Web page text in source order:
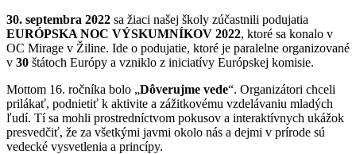
30. septembra 2022 sa žiaci našej školy zúčastnili podujatia
EURÓPSKA NOC VÝSKUMNÍKOV 2022, ktoré sa konalo v
OC Mirage v Žiline. Ide o podujatie, ktoré je paralelne organizované
v 30 štátoch Európy a vzniklo z iniciatívy Európskej komisie.
Mottom 16. ročníka bolo „Dôverujme vede“. Organizátori chceli
prilákať, podnietiť k aktivite a zážitkovému vzdelávaniu mladých
ľudí. Tí sa mohli prostredníctvom pokusov a interaktívnych ukážok
presvedčiť, že za všetkými javmi okolo nás a dejmi v prírode sú
vedecké vysvetlenia a princípy.